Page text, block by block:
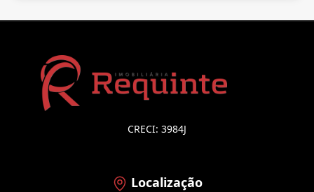
CRECI: 3984J
Localização